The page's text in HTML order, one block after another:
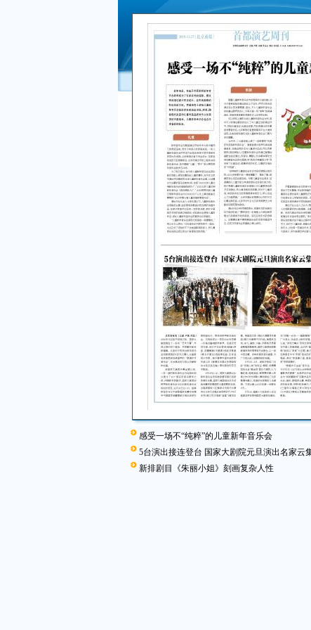
感受一场不“纯粹”的儿童新年音乐会
5台演出接连登台 国家大剧院元旦演出名家云
新排剧目《朱丽小姐》刻画复杂人性